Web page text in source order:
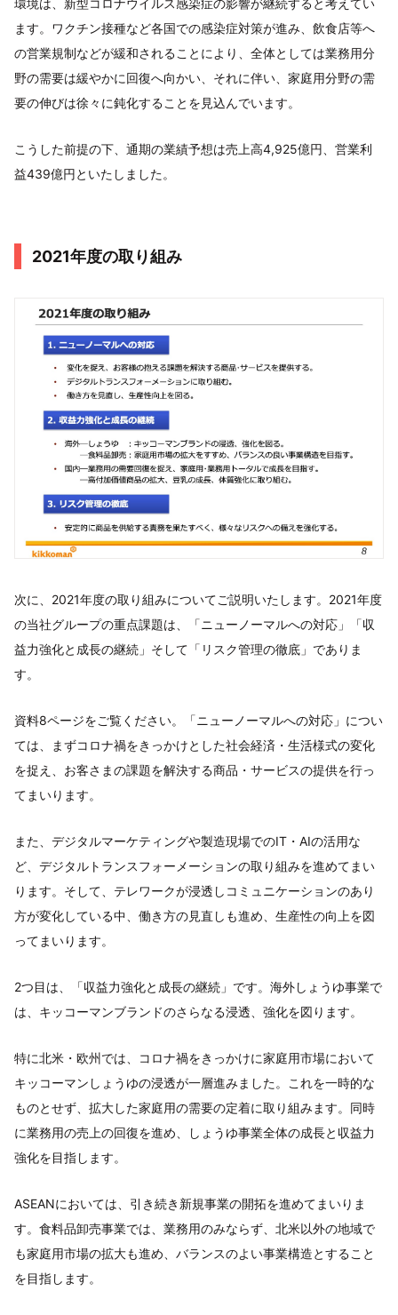
ます。ワクチン接種など各国での感染症対策が進み、飲食店等へ
の営業規制などが緩和されることにより、全体としては業務用分
野の需要は緩やかに回復へ向かい、それに伴い、家庭用分野の需
要の伸びは徐々に鈍化することを見込んでいます。
こうした前提の下、通期の業績予想は売上高4,925億円、営業利
益439億円といたしました。
2021年度の取り組み
次に、2021年度の取り組みについてご説明いたします。2021年度
の当社グループの重点課題は、「ニューノーマルへの対応」「収
益力強化と成長の継続」そして「リスク管理の徹底」でありま
す。
資料8ページをご覧ください。「ニューノーマルへの対応」につい
ては、まずコロナ禍をきっかけとした社会経済・生活様式の変化
を捉え、お客さまの課題を解決する商品・サービスの提供を行っ
てまいります。
また、デジタルマーケティングや製造現場でのIT・AIの活用な
ど、デジタルトランスフォーメーションの取り組みを進めてまい
ります。そして、テレワークが浸透しコミュニケーションのあり
方が変化している中、働き方の見直しも進め、生産性の向上を図
ってまいります。
2つ目は、「収益力強化と成長の継続」です。海外しょうゆ事業で
は、キッコーマンブランドのさらなる浸透、強化を図ります。
特に北米・欧州では、コロナ禍をきっかけに家庭用市場において
キッコーマンしょうゆの浸透が一層進みました。これを一時的な
ものとせず、拡大した家庭用の需要の定着に取り組みます。同時
に業務用の売上の回復を進め、しょうゆ事業全体の成長と収益力
強化を目指します。
ASEANにおいては、引き続き新規事業の開拓を進めてまいりま
す。食料品卸売事業では、業務用のみならず、北米以外の地域で
も家庭用市場の拡大も進め、バランスのよい事業構造とすること
を目指します。